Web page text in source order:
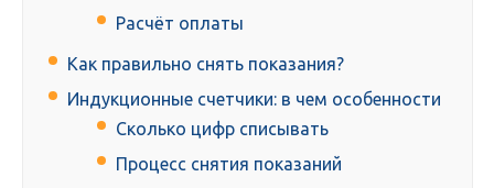
Расчёт оплаты
Как правильно снять показания?
Индукционные счетчики: в чем особенности
Сколько цифр списывать
Процесс снятия показаний